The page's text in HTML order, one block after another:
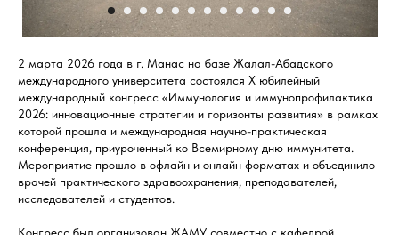
2 марта 2026 года в г. Манас на базе Жалал-Абадского
международного университета состоялся X юбилейный
международный конгресс «Иммунология и иммунопрофилактика
2026: инновационные стратегии и горизонты развития» в рамках
которой прошла и международная научно-практическая
конференция, приуроченный ко Всемирному дню иммунитета.
Мероприятие прошло в офлайн и онлайн форматах и объединило
врачей практического здравоохранения, преподавателей,
исследователей и студентов.